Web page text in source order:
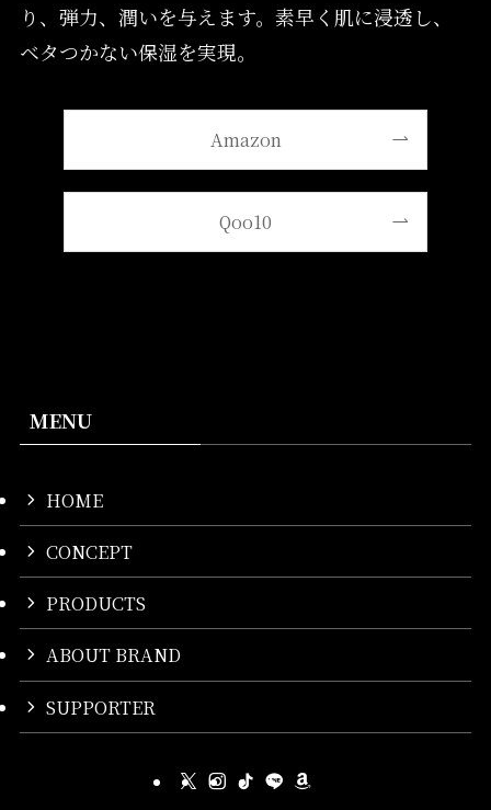
り、弾力、潤いを与えます。素早く肌に浸透し、
ベタつかない保湿を実現。
Amazon
Qoo10
MENU
HOME
CONCEPT
PRODUCTS
ABOUT BRAND
SUPPORTER